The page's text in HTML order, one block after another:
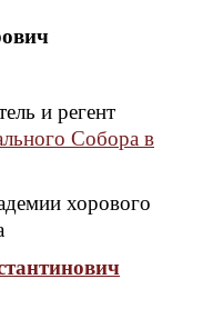
и регент
Собора в
хорового